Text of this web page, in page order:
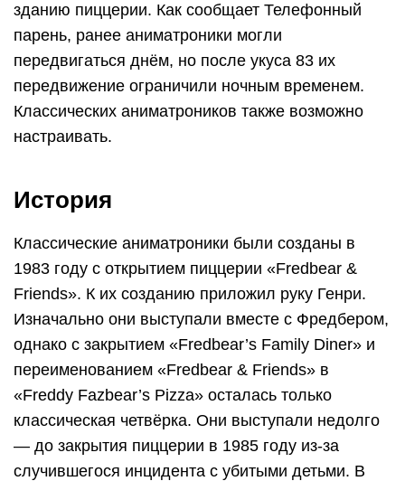
зданию пиццерии. Как сообщает Телефонный
парень, ранее аниматроники могли
передвигаться днём, но после укуса 83 их
передвижение ограничили ночным временем.
Классических аниматроников также возможно
настраивать.
История
Классические аниматроники были созданы в
1983 году с открытием пиццерии «Fredbear &
Friends». К их созданию приложил руку Генри.
Изначально они выступали вместе с Фредбером,
однако с закрытием «Fredbear’s Family Diner» и
переименованием «Fredbear & Friends» в
«Freddy Fazbear’s Pizza» осталась только
классическая четвёрка. Они выступали недолго
— до закрытия пиццерии в 1985 году из-за
случившегося инцидента с убитыми детьми. В